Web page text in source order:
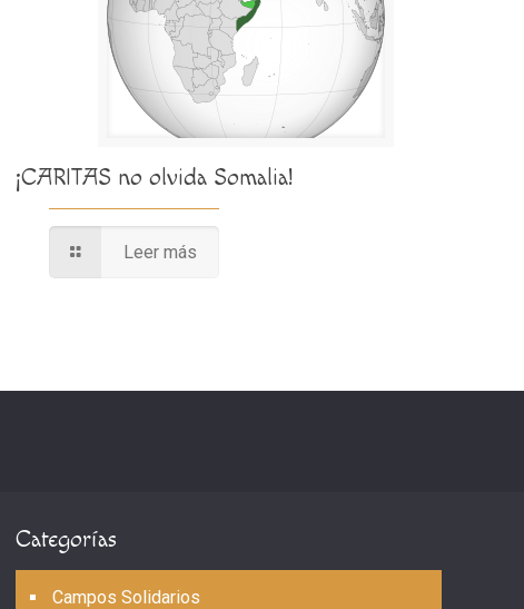
¡CARITAS no olvida Somalia!
Leer más
Categorías
Campos Solidarios